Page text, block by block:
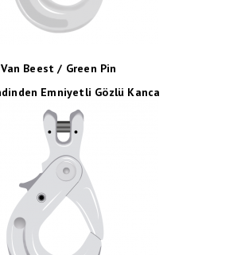
Van Beest / Green Pin
Emniyetli Gözlü Kanca